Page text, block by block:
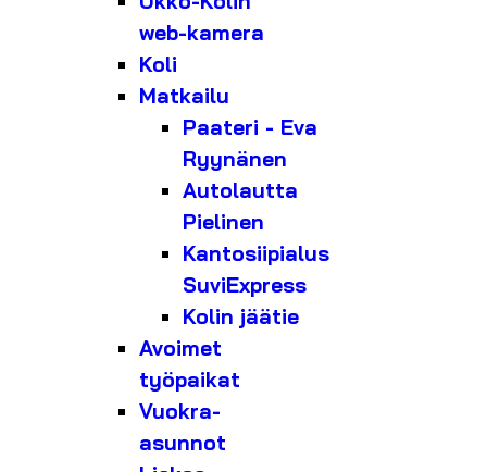
web-kamera
Koli
Matkailu
Paateri - Eva
Ryynänen
Autolautta
Pielinen
Kantosiipialus
SuviExpress
Kolin jäätie
Avoimet
työpaikat
Vuokra-
asunnot